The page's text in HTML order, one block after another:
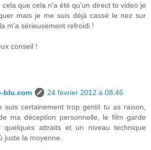
que cela n'a été qu'un direct to video je
mais je me suis déjà cassé le nez sur
m'a sérieusement refroidi !
conseil !
blu.com
24 février 2012 à 08:46
suis certainement trop gentil tu as raison,
ma déception personnelle, le film garde
attraits et un niveau technique
juste la moyenne.